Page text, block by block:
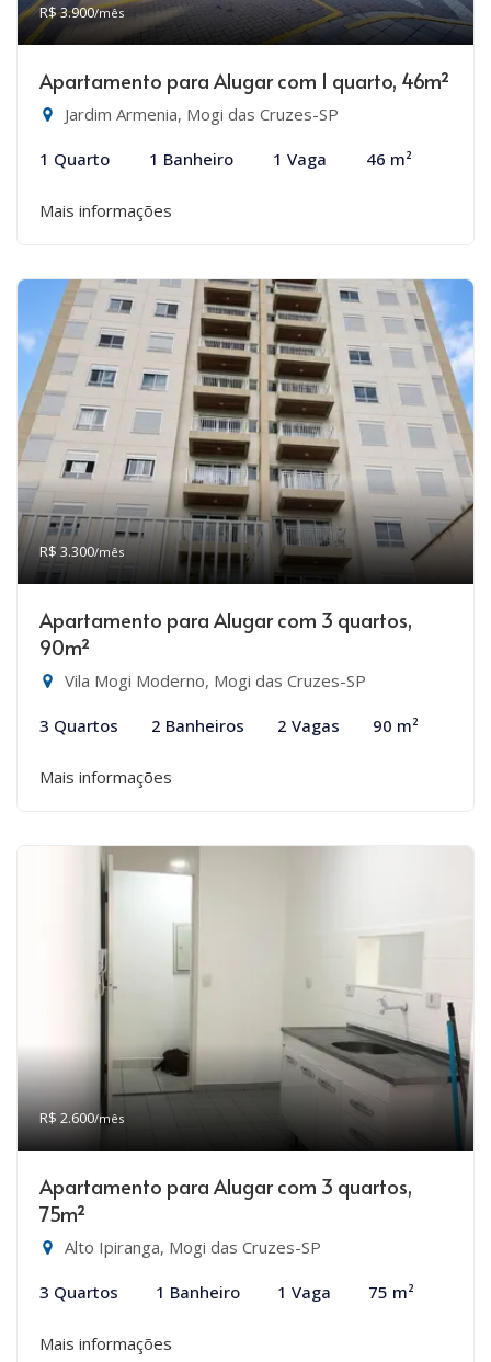
R$ 3.900/mês
Apartamento para Alugar com 1 quarto, 46m²
Jardim Armenia, Mogi das Cruzes-SP
1 Quarto 1 Banheiro 1 Vaga 46 m²
Mais informações
R$ 3.300/mês
Apartamento para Alugar com 3 quartos,
90m²
Vila Mogi Moderno, Mogi das Cruzes-SP
3 Quartos 2 Banheiros 2 Vagas 90 m²
Mais informações
R$ 2.600/mês
Apartamento para Alugar com 3 quartos,
75m²
Alto Ipiranga, Mogi das Cruzes-SP
3 Quartos 1 Banheiro 1 Vaga 75 m²
Mais informações